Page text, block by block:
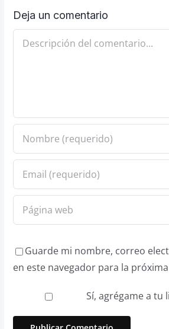
Deja un comentario
Comentario
Guarde mi nombre, correo
en este navegador para la
Sí, agrégame a tu